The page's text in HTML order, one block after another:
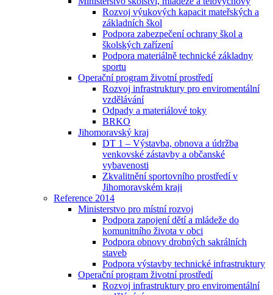
Rozvoj výukových kapacit mateřských a
základních škol
Podpora zabezpečení ochrany škol a
školských zařízení
Podpora materiálně technické základny
sportu
Operační program životní prostředí
Rozvoj infrastruktury pro enviromentální
vzdělávání
Odpady a materiálové toky
BRKO
Jihomoravský kraj
DT 1 – Výstavba, obnova a údržba
venkovské zástavby a občanské
vybavenosti
Zkvalitnění sportovního prostředí v
Jihomoravském kraji
Reference 2014
Ministerstvo pro místní rozvoj
Podpora zapojení dětí a mládeže do
komunitního života v obci
Podpora obnovy drobných sakrálních
staveb
Podpora výstavby technické infrastruktury
Operační program životní prostředí
Rozvoj infrastruktury pro enviromentální